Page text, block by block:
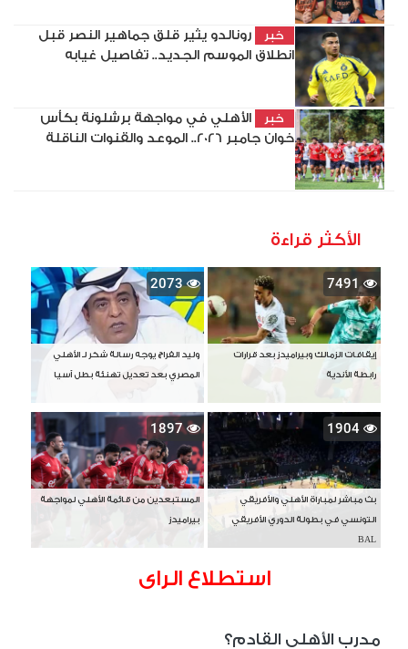
خبر
رونالدو يثير قلق جماهير النصر قبل
انطلاق الموسم الجديد.. تفاصيل غيابه
خبر
الأهلي في مواجهة برشلونة بكأس
خوان جامبر 2026.. الموعد والقنوات الناقلة
الأكثر قراءة
7491
إيقافات الزمالك وبيراميدز بعد قرارات
رابطة الأندية
2073
وليد الفراج يوجه رسالة شكر لـ الأهلي
المصري بعد تعديل تهنئة بطل آسيا
1904
بث مباشر لمباراة الأهلي والأفريقي
التونسي في بطولة الدوري الأفريقي
BAL
1897
المستبعدين من قائمة الأهلي لمواجهة
بيراميدز
استطلاع الراى
مدرب الأهلي القادم؟